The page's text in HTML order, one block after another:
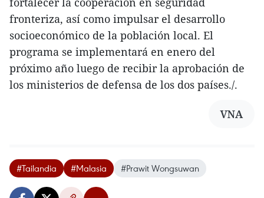
fronteriza, así como impulsar el desarrollo
socioeconómico de la población local. El
programa se implementará en enero del
próximo año luego de recibir la aprobación de
los ministerios de defensa de los dos países./.
VNA
#Tailandia #Malasia #Prawit Wongsuwan